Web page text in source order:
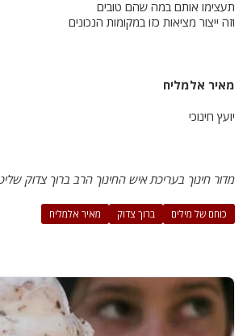
תעצימו אותם במה שהם טובים
וזה ייצור מציאות כזו במקומות הנכונים
מאיר אלמליח
יועץ חינוכי
מדור חינוך בעריכת איש החינוך הרב ברוך צדוק
כוחם של מילים ברוך צדוק מאיר אלמליח